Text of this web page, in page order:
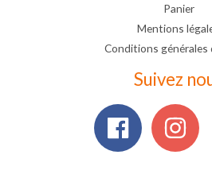
Panier
Mentions
Conditions générales
Suivez